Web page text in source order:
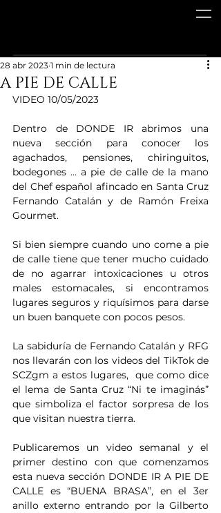
A PIE DE CALLE
28 abr 2023 1 min de lectura
VIDEO 10/05/2023
Dentro de DONDE IR abrimos una
nueva sección para conocer los
agachados, pensiones, chiringuitos,
bodegones … a pie de calle de la mano
del Chef español afincado en Santa Cruz
Fernando Catalán y de Ramón Freixa
Gourmet.
Si bien siempre cuando uno come a pie
de calle tiene que tener mucho cuidado
de no agarrar intoxicaciones u otros
males estomacales, si encontramos
lugares seguros y riquísimos para darse
un buen banquete con pocos pesos.
La sabiduría de Fernando Catalán y RFG
nos llevarán con los videos del TikTok de
SCZgm a estos lugares,  que como dice
el lema de Santa Cruz “Ni te imaginás”
que simboliza el factor sorpresa de los
que visitan nuestra tierra.
Publicaremos un video semanal y el
primer destino con que comenzamos
esta nueva sección DONDE IR A PIE DE
CALLE es “BUENA BRASA”, en el 3er
anillo externo entrando por la Gilberto